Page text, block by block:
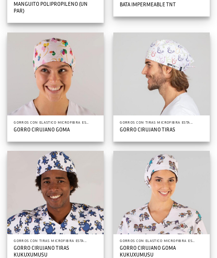
MANGUITO POLIPROPILENO (UN
PAR)
BATA IMPERMEABLE TNT
GORROS CON ELASTICO MICROFIBRA ESTAMPADOS
GORRO CIRUJANO GOMA GORRO CIRUJANO TIRAS
GORROS CON TIRAS MICROFIBRA ESTAMPADOS
GORRO CIRUJANO TIRAS
KUKUXUMUSU
GORROS CON ELASTICO MICROFIBRA ESTAMPADOS
GORRO CIRUJANO GOMA
KUKUXUMUSU